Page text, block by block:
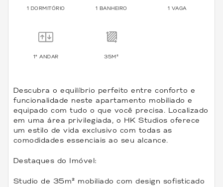
1 DORMITÓRIO 1 BANHEIRO 1 VAGA
1º ANDAR 35M²
Descubra o equilíbrio perfeito entre conforto e
funcionalidade neste apartamento mobiliado e
equipado com tudo o que você precisa. Localizado
em uma área privilegiada, o HK Studios oferece
um estilo de vida exclusivo com todas as
comodidades essenciais ao seu alcance.
Destaques do Imóvel:
Studio de 35m² mobiliado com design sofisticado